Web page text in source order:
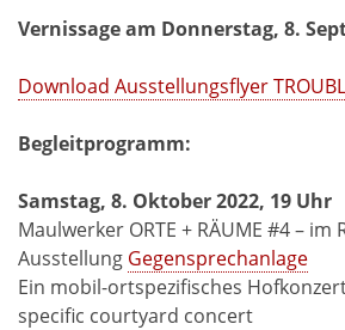
Vernissage am Donnerstag, 8.
Download Ausstellungsflyer
Begleitprogramm:
Samstag, 8. Oktober 2022, 19 Uhr
Maulwerker ORTE + RÄUME #4 – im
Ausstellung Gegensprechanlage
Ein mobil-ortspezifisches
specific courtyard concert